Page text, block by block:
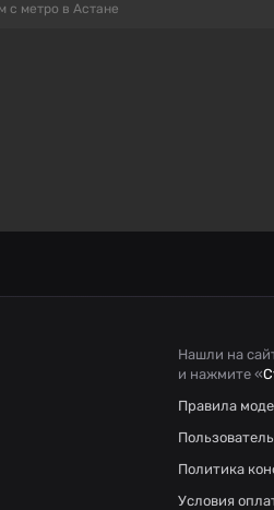
с метро в Астане
Нашли на
и нажмите «
Правила
Политика
Условия